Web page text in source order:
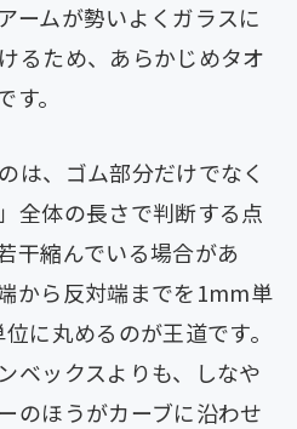
ームが勢いよくガラスに
るため、あらかじめタオ
。
は、ゴム部分だけでなく
全体の長さで判断する点
干縮んでいる場合があ
から反対端までを1mm単
に丸めるのが王道です。
ベックスよりも、しなや
のほうがカーブに沿わせ